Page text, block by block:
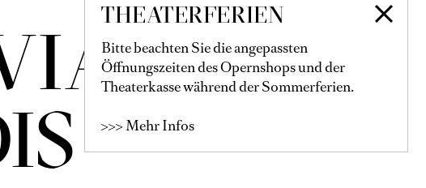
THEATERFERIEN
Bitte beachten Sie die angepassten
Öffnungszeiten des Opernshops und der
Theaterkasse während der Sommerferien.
>>> Mehr Infos